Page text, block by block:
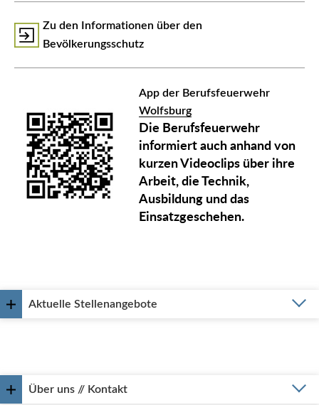
Zu den Informationen über den
Bevölkerungsschutz
App der Berufsfeuerwehr
Wolfsburg
Die Berufsfeuerwehr
informiert auch anhand von
kurzen Videoclips über ihre
Arbeit, die Technik,
Ausbildung und das
Einsatzgeschehen.
Aktuelle Stellenangebote
Über uns // Kontakt